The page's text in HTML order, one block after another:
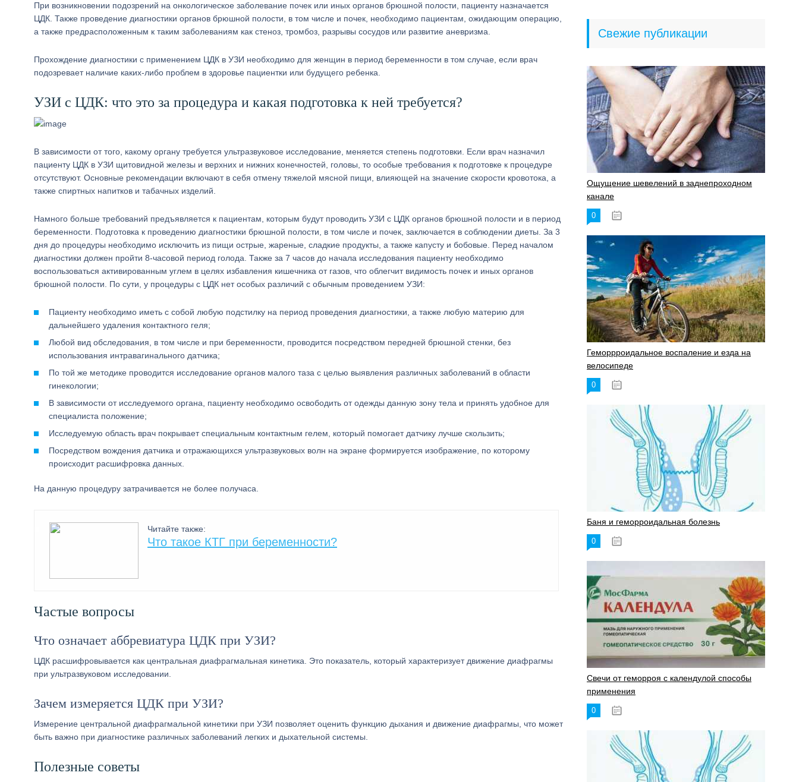
При возникновении подозрений на онкологическое заболевание почек или иных органов брюшной полости, пациенту назначается
ЦДК. Также проведение диагностики органов брюшной полости, в том числе и почек, необходимо пациентам, ожидающим операцию,
а также предрасположенным к таким заболеваниям как стеноз, тромбоз, разрывы сосудов или развитие аневризма.
Прохождение диагностики с применением ЦДК в УЗИ необходимо для женщин в период беременности в том случае, если врач
подозревает наличие каких-либо проблем в здоровье пациентки или будущего ребенка.
УЗИ с ЦДК: что это за процедура и какая подготовка к ней требуется?
В зависимости от того, какому органу требуется ультразвуковое исследование, меняется степень подготовки. Если врач назначил
пациенту ЦДК в УЗИ щитовидной железы и верхних и нижних конечностей, головы, то особые требования к подготовке к процедуре
отсутствуют. Основные рекомендации включают в себя отмену тяжелой мясной пищи, влияющей на значение скорости кровотока, а
также спиртных напитков и табачных изделий.
Намного больше требований предъявляется к пациентам, которым будут проводить УЗИ с ЦДК органов брюшной полости и в период
беременности. Подготовка к проведению диагностики брюшной полости, в том числе и почек, заключается в соблюдении диеты. За 3
дня до процедуры необходимо исключить из пищи острые, жареные, сладкие продукты, а также капусту и бобовые. Перед началом
диагностики должен пройти 8-часовой период голода. Также за 7 часов до начала исследования пациенту необходимо
воспользоваться активированным углем в целях избавления кишечника от газов, что облегчит видимость почек и иных органов
брюшной полости. По сути, у процедуры с ЦДК нет особых различий с обычным проведением УЗИ:
Пациенту необходимо иметь с собой любую подстилку на период проведения диагностики, а также любую материю для
дальнейшего удаления контактного геля;
Любой вид обследования, в том числе и при беременности, проводится посредством передней брюшной стенки, без
использования интравагинального датчика;
По той же методике проводится исследование органов малого таза с целью выявления различных заболеваний в области
гинекологии;
В зависимости от исследуемого органа, пациенту необходимо освободить от одежды данную зону тела и принять удобное для
специалиста положение;
Исследуемую область врач покрывает специальным контактным гелем, который помогает датчику лучше скользить;
Посредством вождения датчика и отражающихся ультразвуковых волн на экране формируется изображение, по которому
происходит расшифровка данных.
На данную процедуру затрачивается не более получаса.
Читайте также:
Что такое КТГ при беременности?
Частые вопросы
Что означает аббревиатура ЦДК при УЗИ?
ЦДК расшифровывается как центральная диафрагмальная кинетика. Это показатель, который характеризует движение диафрагмы
при ультразвуковом исследовании.
Зачем измеряется ЦДК при УЗИ?
Измерение центральной диафрагмальной кинетики при УЗИ позволяет оценить функцию дыхания и движение диафрагмы, что может
быть важно при диагностике различных заболеваний легких и дыхательной системы.
Полезные советы
Свежие публикации
Ощущение шевелений в заднепроходном
канале
0
Геморрроидальное воспаление и езда на
велосипеде
0
Баня и геморроидальная болезнь
0
Свечи от геморроя с календулой способы
применения
0